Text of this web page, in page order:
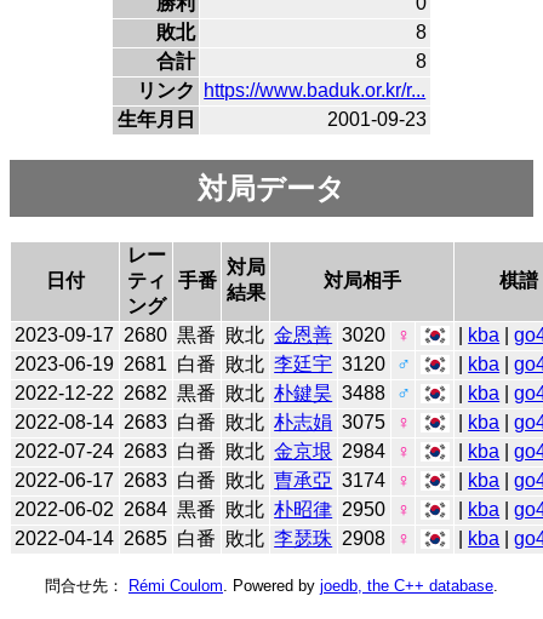
敗北
8
合計
8
リンク
https://www.baduk.or.kr/r...
生年月日
2001-09-23
対局データ
日付
レー
ティ
ング
手番
対局
結果
対局相手 棋譜
2023-09-17 2680 黒番 敗北 金恩善 3020 ♀ kba |
2023-06-19 2681 白番 敗北 李廷宇 3120 ♂ kba |
2022-12-22 2682 黒番 敗北 朴鍵昊 3488 ♂ kba |
2022-08-14 2683 白番 敗北 朴志娟 3075 ♀ kba |
2022-07-24 2683 白番 敗北 金京垠 2984 ♀ kba |
2022-06-17 2683 白番 敗北 曺承亞 3174 ♀ kba |
2022-06-02 2684 黒番 敗北 朴昭律 2950 ♀ kba |
2022-04-14 2685 白番 敗北 李瑟珠 2908 ♀ kba |
問合せ先： Rémi Coulom . Powered by joedb, the C++ database